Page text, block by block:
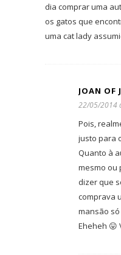
dia comprar uma
os gatos que
uma cat lady
JOAN OF
22/05/2014
Pois,
justo para
Quanto à
mesmo ou
dizer que
comprava
mansão
Eheheh 😛